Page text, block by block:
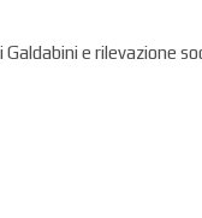
e rilevazione